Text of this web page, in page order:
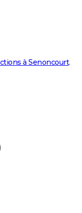
à Senoncourt.